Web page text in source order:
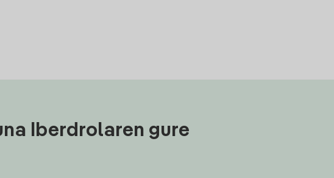
Iberdrolaren gure